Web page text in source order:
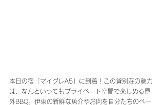
本日の宿「マイグレA5」に到着！この貸別荘の魅力
は、なんといってもプライベート空間で楽しめる屋
外BBQ。伊東の新鮮な魚介やお肉を自分たちのペー